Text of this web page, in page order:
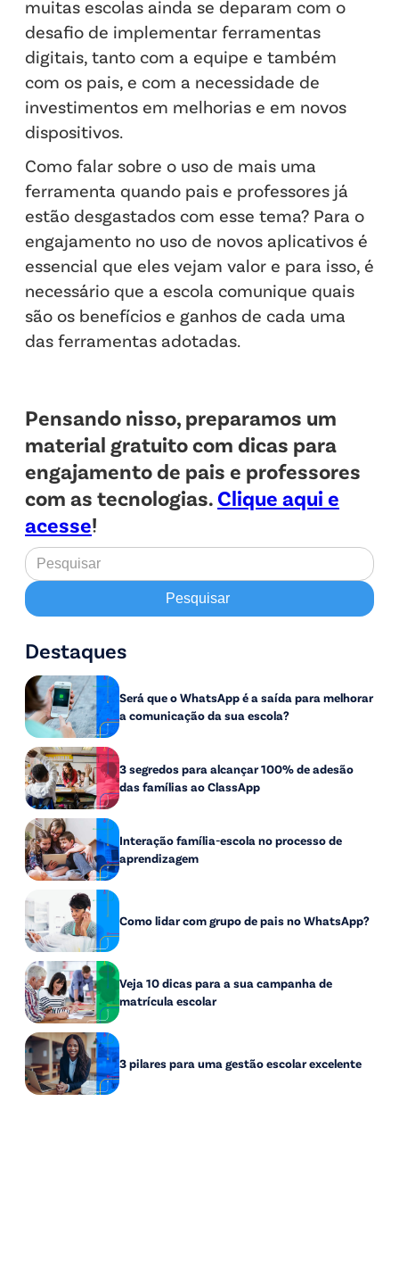
muitas escolas ainda se deparam com o
desafio de implementar ferramentas
digitais, tanto com a equipe e também
com os pais, e com a necessidade de
investimentos em melhorias e em novos
dispositivos.
Como falar sobre o uso de mais uma
ferramenta quando pais e professores já
estão desgastados com esse tema? Para o
engajamento no uso de novos aplicativos é
essencial que eles vejam valor e para isso, é
necessário que a escola comunique quais
são os benefícios e ganhos de cada uma
das ferramentas adotadas.
Pensando nisso, preparamos um
material gratuito com dicas para
engajamento de pais e professores
com as tecnologias. Clique aqui e
acesse!
Destaques
Será que o WhatsApp é a saída para melhorar
a comunicação da sua escola?
3 segredos para alcançar 100% de adesão
das famílias ao ClassApp
Interação família-escola no processo de
aprendizagem
Como lidar com grupo de pais no WhatsApp?
Veja 10 dicas para a sua campanha de
matrícula escolar
3 pilares para uma gestão escolar excelente